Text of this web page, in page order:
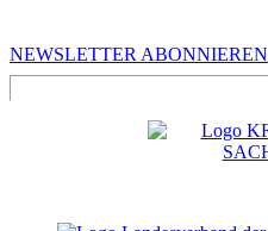
NEWSLETTER ABONNIEREN